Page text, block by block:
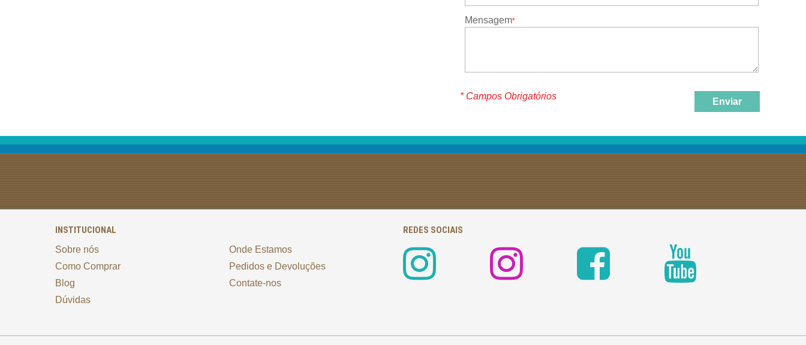
Mensagem
* Campos Obrigatórios
Enviar
INSTITUCIONAL
Sobre nós
Como Comprar
Blog
Dúvidas
Onde Estamos
Pedidos e Devoluções
Contate-nos
REDES SOCIAIS